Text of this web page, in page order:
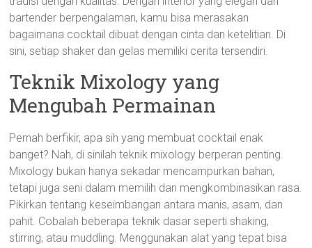
bartender berpengalaman, kamu bisa merasakan
bagaimana cocktail dibuat dengan cinta dan ketelitian. Di
sini, setiap shaker dan gelas memiliki cerita tersendiri.
Teknik Mixology yang
Mengubah Permainan
Pernah berfikir, apa sih yang membuat cocktail enak
banget? Nah, di sinilah teknik mixology berperan penting.
Mixology bukan hanya sekadar mencampurkan bahan,
tetapi juga seni dalam memilih dan mengkombinasikan rasa.
Pikirkan tentang keseimbangan antara manis, asam, dan
pahit. Cobalah beberapa teknik dasar seperti shaking,
stirring, atau muddling. Menggunakan alat yang tepat bisa